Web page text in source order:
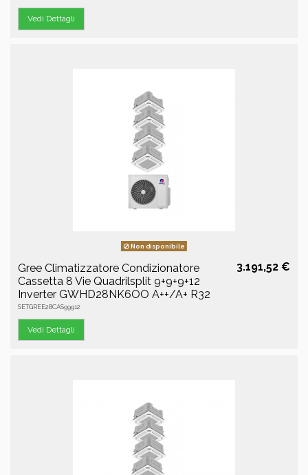
Vedi Dettagli
Non disponibile
Gree Climatizzatore Condizionatore
Cassetta 8 Vie Quadrilsplit 9+9+9+12
Inverter GWHD28NK6OO A++/A+ R32
SETGREE28CAS99912
3.191,52 €
Vedi Dettagli